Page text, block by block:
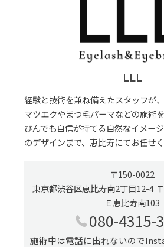
LLL
経験と技術を兼ね備えたスタッフが
マツエクやまつ毛パーマなどの施術
ぴんでも自信が持てる自然なイメー
のデザインまで、恵比寿にてお任せく
〒150-0022
東京都渋谷区恵比寿南2丁目12-4
Ｅ恵比寿南103
080-4315-
施術中は電話に出れないので